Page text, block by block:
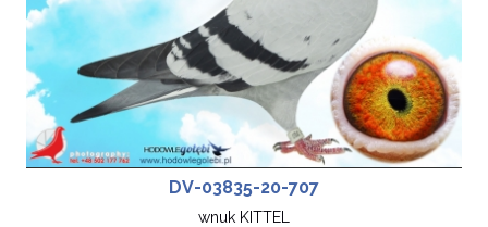
DV-03835-20-707
wnuk KITTEL